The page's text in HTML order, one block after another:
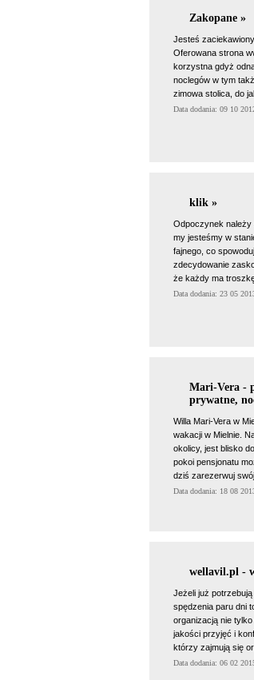
Zakopane »
Jesteś
Oferowana strona
korzystna gdyż
noclegów w tym
zimowa stolica, do
Data dodania: 09 10
klik »
Odpoczynek należy
my jesteśmy w
fajnego, co
zdecydowanie
że każdy ma
Data dodania: 23 05
Mari-Vera -
prywatne,
Willa Mari-Vera w
wakacji w Mielnie.
okolicy, jest blisko
pokoi pensjonatu
dziś zarezerwuj swój
Data dodania: 18 08
wellavil.pl -
Jeżeli już
spędzenia paru dni
organizacją nie
jakości przyjęć i
którzy zajmują się
Data dodania: 06 02